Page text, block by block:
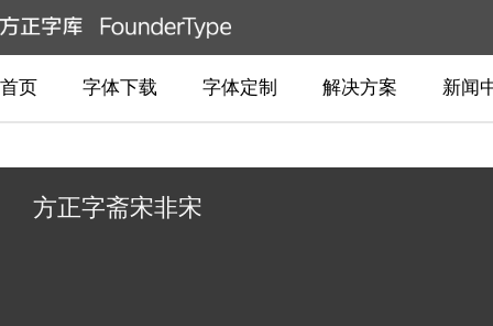
首页 字体下载 字体定制 解决方案 新闻
方正字斋宋非宋